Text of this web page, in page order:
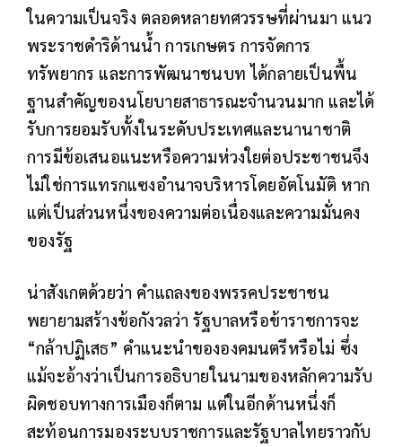
ในความเป็นจริง ตลอดหลายทศวรรษที่ผ่านมา แนว
พระราชดำริด้านน้ำ การเกษตร การจัดการ
ทรัพยากร และการพัฒนาชนบท ได้กลายเป็นพื้น
ฐานสำคัญของนโยบายสาธารณะจำนวนมาก และได้
รับการยอมรับทั้งในระดับประเทศและนานาชาติ
การมีข้อเสนอแนะหรือความห่วงใยต่อประชาชนจึง
ไม่ใช่การแทรกแซงอำนาจบริหารโดยอัตโนมัติ หาก
แต่เป็นส่วนหนึ่งของความต่อเนื่องและความมั่นคง
ของรัฐ
น่าสังเกตด้วยว่า คำแถลงของพรรคประชาชน
พยายามสร้างข้อกังวลว่า รัฐบาลหรือข้าราชการจะ
“กล้าปฏิเสธ” คำแนะนำขององคมนตรีหรือไม่ ซึ่ง
แม้จะอ้างว่าเป็นการอธิบายในนามของหลักความรับ
ผิดชอบทางการเมืองก็ตาม แต่ในอีกด้านหนึ่งก็
สะท้อนการมองระบบราชการและรัฐบาลไทยราวกับ